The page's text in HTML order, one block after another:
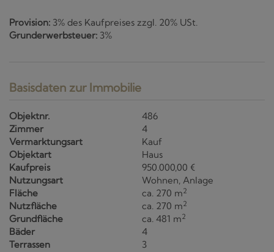
Provision: 3% des Kaufpreises zzgl. 20% USt.
Grunderwerbsteuer: 3%
Basisdaten zur Immobilie
Objektnr.
486
Zimmer
4
Vermarktungsart
Kauf
Objektart
Haus
Kaufpreis
950.000,00 €
Nutzungsart
Wohnen Anlage
Fläche
ca. 270 m2
Nutzfläche ca. 270 m2
Grundfläche ca. 481 m2
Bäder
4
Terrassen
3